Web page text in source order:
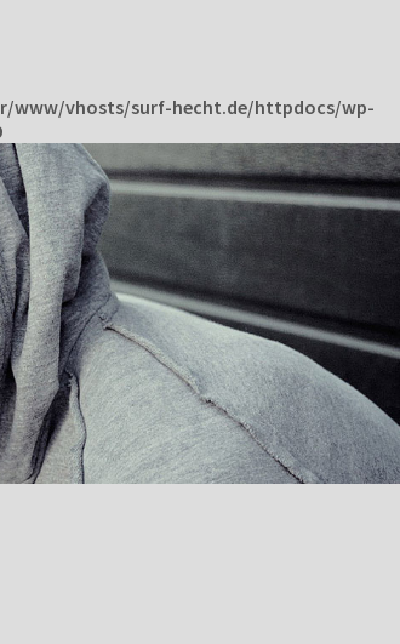
www/vhosts/surf-hecht.de/httpdocs/wp-